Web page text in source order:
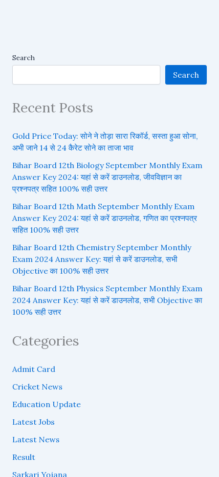
Search
Search
Recent Posts
Gold Price Today: सोने ने तोड़ा सारा रिकॉर्ड, सस्ता हुआ सोना,
अभी जाने 14 से 24 कैरेट सोने का ताजा भाव
Bihar Board 12th Biology September Monthly Exam
Answer Key 2024: यहां से करें डाउनलोड, जीवविज्ञान का
प्रश्नपत्र सहित 100% सही उत्तर
Bihar Board 12th Math September Monthly Exam
Answer Key 2024: यहां से करें डाउनलोड, गणित का प्रश्नपत्र
सहित 100% सही उत्तर
Bihar Board 12th Chemistry September Monthly
Exam 2024 Answer Key: यहां से करें डाउनलोड, सभी
Objective का 100% सही उत्तर
Bihar Board 12th Physics September Monthly Exam
2024 Answer Key: यहां से करें डाउनलोड, सभी Objective का
100% सही उत्तर
Categories
Admit Card
Cricket News
Education Update
Latest Jobs
Latest News
Result
Sarkari Yojana